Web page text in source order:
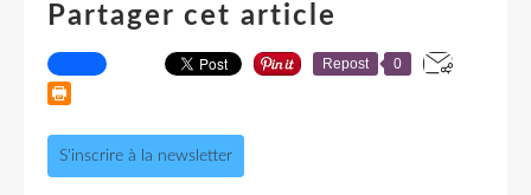
Partager cet article
Repost 0
S'inscrire à la newsletter